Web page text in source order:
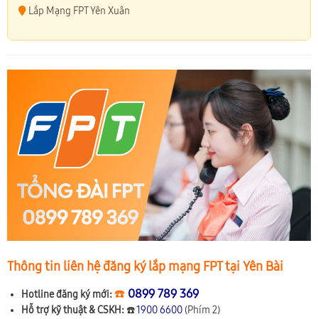
Lắp Mạng FPT Yên Xuân
Thông tin liên hệ đăng ký lắp mạng FPT tại Yên Bài
Hotline đăng ký mới: ☎️ 0899 789 369
Hỗ trợ kỹ thuật & CSKH: ☎️1900 6600 (Phím 2)